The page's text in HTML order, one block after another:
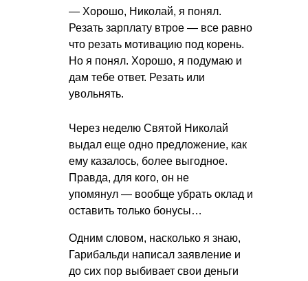
— Хорошо, Николай, я понял.
Резать зарплату втрое — все равно
что резать мотивацию под корень.
Но я понял. Хорошо, я подумаю и
дам тебе ответ. Резать или
увольнять.
Через неделю Святой Николай
выдал еще одно предложение, как
ему казалось, более выгодное.
Правда, для кого, он не
упомянул — вообще убрать оклад и
оставить только бонусы…
Одним словом, насколько я знаю,
Гарибальди написал заявление и
до сих пор выбивает свои деньги